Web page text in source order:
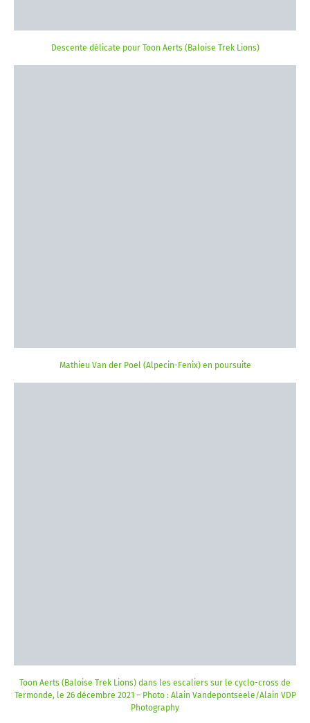
Descente délicate pour Toon Aerts (Baloise Trek Lions)
Mathieu Van der Poel (Alpecin-Fenix) en poursuite
Toon Aerts (Baloise Trek Lions) dans les escaliers sur le cyclo-cross de
Termonde, le 26 décembre 2021 – Photo : Alain Vandepontseele/Alain VDP
Photography